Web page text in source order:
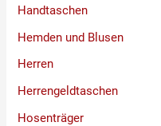
Handtaschen
Hemden und Blusen
Herren
Herrengeldtaschen
Hosenträger